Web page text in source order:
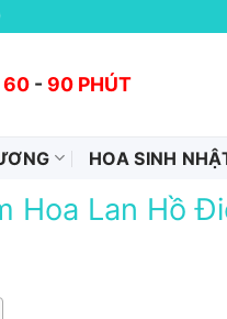
60 - 90 PHÚT
HOA SINH
Hoa Lan Hồ